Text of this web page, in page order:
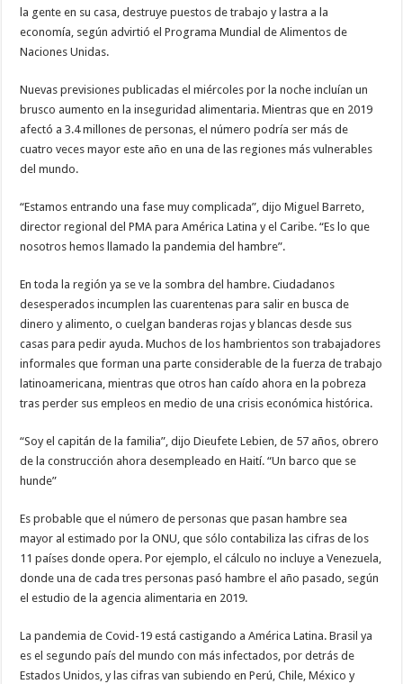
la gente en su casa, destruye puestos de trabajo y lastra a la
economía, según advirtió el Programa Mundial de Alimentos de
Naciones Unidas.
Nuevas previsiones publicadas el miércoles por la noche incluían un
brusco aumento en la inseguridad alimentaria. Mientras que en 2019
afectó a 3.4 millones de personas, el número podría ser más de
cuatro veces mayor este año en una de las regiones más vulnerables
del mundo.
“Estamos entrando una fase muy complicada”, dijo Miguel Barreto,
director regional del PMA para América Latina y el Caribe. “Es lo que
nosotros hemos llamado la pandemia del hambre”.
En toda la región ya se ve la sombra del hambre. Ciudadanos
desesperados incumplen las cuarentenas para salir en busca de
dinero y alimento, o cuelgan banderas rojas y blancas desde sus
casas para pedir ayuda. Muchos de los hambrientos son trabajadores
informales que forman una parte considerable de la fuerza de trabajo
latinoamericana, mientras que otros han caído ahora en la pobreza
tras perder sus empleos en medio de una crisis económica histórica.
“Soy el capitán de la familia”, dijo Dieufete Lebien, de 57 años, obrero
de la construcción ahora desempleado en Haití. “Un barco que se
hunde”
Es probable que el número de personas que pasan hambre sea
mayor al estimado por la ONU, que sólo contabiliza las cifras de los
11 países donde opera. Por ejemplo, el cálculo no incluye a Venezuela,
donde una de cada tres personas pasó hambre el año pasado, según
el estudio de la agencia alimentaria en 2019.
La pandemia de Covid-19 está castigando a América Latina. Brasil ya
es el segundo país del mundo con más infectados, por detrás de
Estados Unidos, y las cifras van subiendo en Perú, Chile, México y